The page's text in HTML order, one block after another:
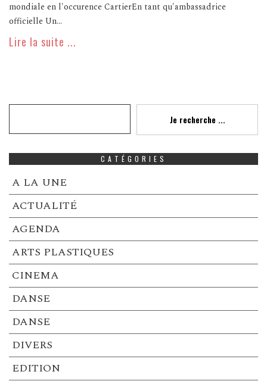
mondiale en l'occurence CartierEn tant qu'ambassadrice
officielle Un...
Lire la suite ...
Je recherche ...
CATÉGORIES
A LA UNE
ACTUALITÉ
AGENDA
ARTS PLASTIQUES
CINEMA
DANSE
DANSE
DIVERS
EDITION